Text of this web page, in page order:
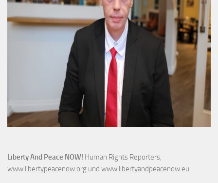
Liberty And Peace NOW! Human Rights Reporters,
www.libertypeacenow.org und www.libertyandpeacenow.eu